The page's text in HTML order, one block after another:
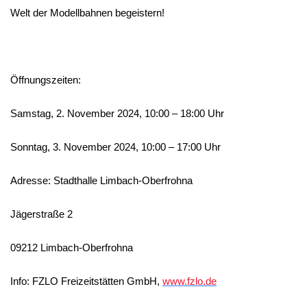
Welt der Modellbahnen begeistern!
Öffnungszeiten:
Samstag, 2. November 2024, 10:00 – 18:00 Uhr
Sonntag, 3. November 2024, 10:00 – 17:00 Uhr
Adresse: Stadthalle Limbach-Oberfrohna
Jägerstraße 2
09212 Limbach-Oberfrohna
Info: FZLO Freizeitstätten GmbH, www.fzlo.de